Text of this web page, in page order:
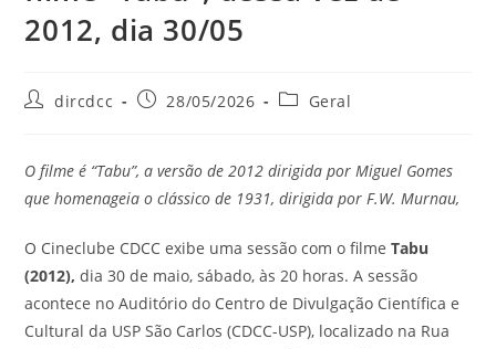
2012, dia 30/05
dircdcc 28/05/2026 Geral
O filme é “Tabu”, a versão de 2012 dirigida por Miguel Gomes
que homenageia o clássico de 1931, dirigida por F.W. Murnau,
O Cineclube CDCC exibe uma sessão com o filme Tabu
(2012),dia 30 de maio, sábado, às 20 horas. A sessão
acontece no Auditório do Centro de Divulgação Científica e
Cultural da USP São Carlos (CDCC-USP), localizado na Rua